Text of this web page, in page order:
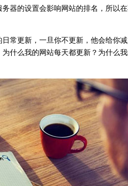
器的设置会影响网站的排名，所以
常更新，一旦你不更新，他会给你
什么我的网站每天都更新？为什么